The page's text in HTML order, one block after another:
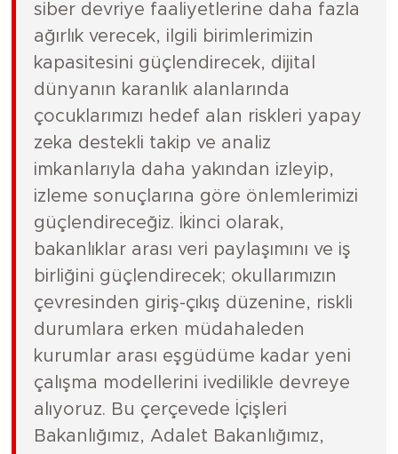
siber devriye faaliyetlerine daha fazla
ağırlık verecek, ilgili birimlerimizin
kapasitesini güçlendirecek, dijital
dünyanın karanlık alanlarında
çocuklarımızı hedef alan riskleri yapay
zeka destekli takip ve analiz
imkanlarıyla daha yakından izleyip,
izleme sonuçlarına göre önlemlerimizi
güçlendireceğiz. İkinci olarak,
bakanlıklar arası veri paylaşımını ve iş
birliğini güçlendirecek; okullarımızın
çevresinden giriş-çıkış düzenine, riskli
durumlara erken müdahaleden
kurumlar arası eşgüdüme kadar yeni
çalışma modellerini ivedilikle devreye
alıyoruz. Bu çerçevede İçişleri
Bakanlığımız, Adalet Bakanlığımız,